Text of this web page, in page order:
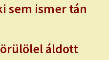
sem ismer tán
áldott